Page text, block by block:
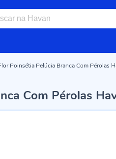
Poinsétia Pelúcia Branca Com Pérolas
Com Pérolas